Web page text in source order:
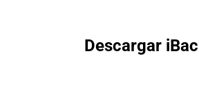
Descargar